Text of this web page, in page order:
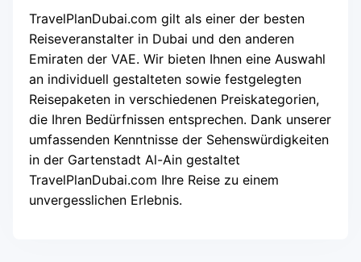
TravelPlanDubai.com gilt als einer der besten
Reiseveranstalter in Dubai und den anderen
Emiraten der VAE. Wir bieten Ihnen eine Auswahl
an individuell gestalteten sowie festgelegten
Reisepaketen in verschiedenen Preiskategorien,
die Ihren Bedürfnissen entsprechen. Dank unserer
umfassenden Kenntnisse der Sehenswürdigkeiten
in der Gartenstadt Al-Ain gestaltet
TravelPlanDubai.com Ihre Reise zu einem
unvergesslichen Erlebnis.